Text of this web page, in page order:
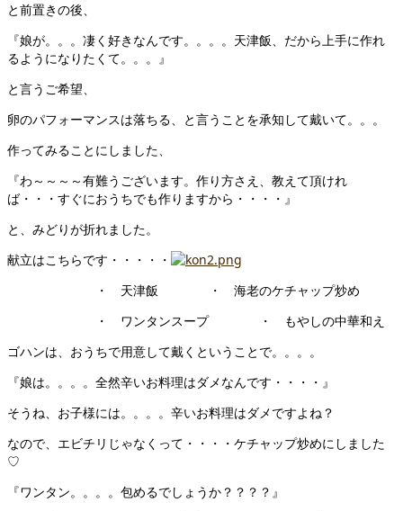
と前置きの後、
『娘が。。。凄く好きなんです。。。。天津飯、だから上手に作れ
るようになりたくて。。。』
と言うご希望、
卵のパフォーマンスは落ちる、と言うことを承知して戴いて。。。
作ってみることにしました、
『わ～～～～有難うございます。作り方さえ、教えて頂けれ
ば・・・すぐにおうちでも作りますから・・・・』
と、みどりが折れました。
献立はこちらです・・・・・
・ 天津飯 ・ 海老のケチャップ炒め
・ ワンタンスープ ・ もやしの中華和え
ゴハンは、おうちで用意して戴くということで。。。。
『娘は。。。。全然辛いお料理はダメなんです・・・・』
そうね、お子様には。。。。辛いお料理はダメですよね？
なので、エビチリじゃなくって・・・・ケチャップ炒めにしました
♡
『ワンタン。。。。包めるでしょうか？？？？』